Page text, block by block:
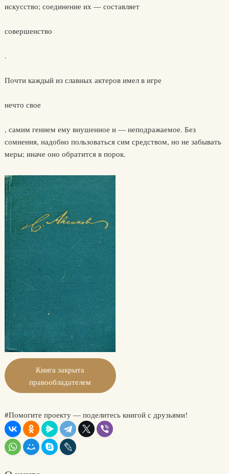
искусство; соединение их — составляет
совершенство
.
Почти каждый из славных актеров имел в игре
нечто свое
, самим гением ему внушенное и — неподражаемое. Без
сомнения, надобно пользоваться сим средством, но не забывать
меры; иначе оно обратится в порок.
Книга закрыта
правообладателем
#Помогите проекту — поделитесь книгой с друзьями!